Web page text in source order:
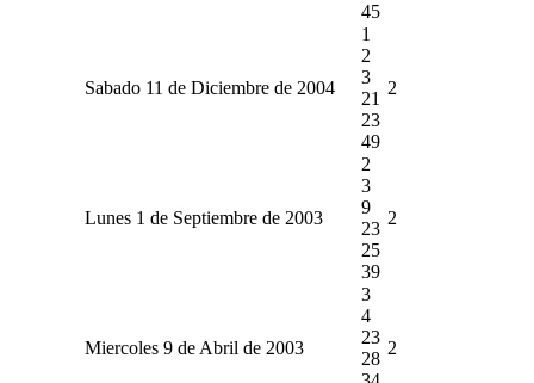
45
Sabado 11 de Diciembre de 2004
1
2
3
21
23
49
2
Lunes 1 de Septiembre de 2003
2
3
9
23
25
39
2
Miercoles 9 de Abril de 2003
3
4
23
28
2